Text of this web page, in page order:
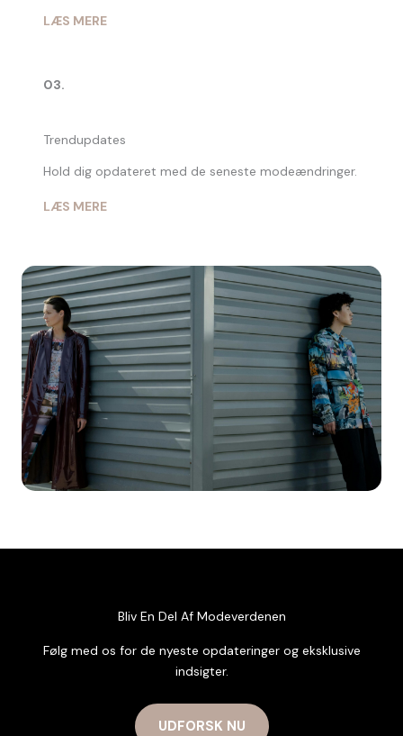
LÆS MERE
03.
Trendupdates
Hold dig opdateret med de seneste modeændringer.
LÆS MERE
Bliv En Del Af Modeverdenen
Følg med os for de nyeste opdateringer og eksklusive
indsigter.
UDFORSK NU